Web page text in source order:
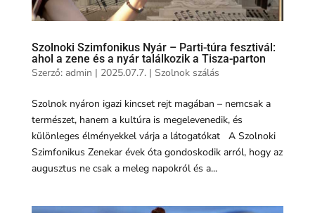
Szolnoki Szimfonikus Nyár – Parti-túra fesztivál:
ahol a zene és a nyár találkozik a Tisza-parton
Szerző: admin | 2025.07.7.| Szolnok szálás
Szolnok nyáron igazi kincset rejt magában – nemcsak a
természet, hanem a kultúra is megelevenedik, és
különleges élményekkel várja a látogatókat A Szolnoki
Szimfonikus Zenekar évek óta gondoskodik arról, hogy az
augusztus ne csak a meleg napokról és a...